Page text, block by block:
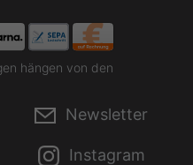
hängen von den
Newsletter
Instagram